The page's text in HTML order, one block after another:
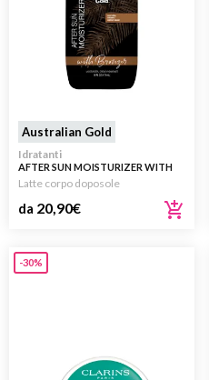
Australian Gold
Idratanti
AFTER SUN MOISTURIZER WITH
BRONZER
Latte corpo doposole
da 20,90€
-30%